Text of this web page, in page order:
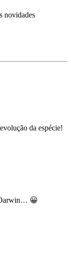
novidades
da espécie!
Darwin… 😀